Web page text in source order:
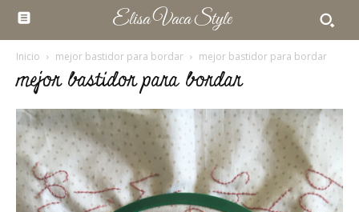
Elisa Vaca Style
Inicio mejor bastidor para bordar mejor bastidor para bordar
mejor bastidor para bordar